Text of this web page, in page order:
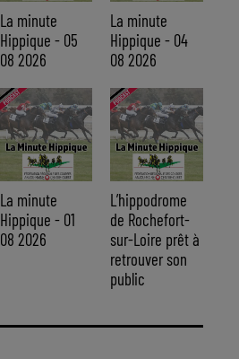
La minute
Hippique - 05
08 2026
La minute
Hippique - 04
08 2026
La minute
Hippique - 01
08 2026
L’hippodrome
de Rochefort-
sur-Loire prêt à
retrouver son
public